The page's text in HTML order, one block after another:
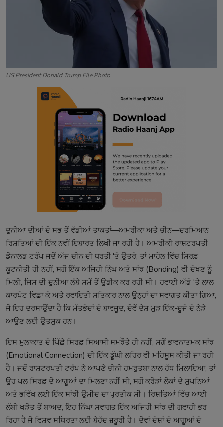
US President Donald Trump File Photo
ਦੁਨੀਆ ਦੀਆਂ ਦੋ ਸਭ ਤੋਂ ਵੱਡੀਆਂ ਤਾਕਤਾਂ—ਅਮਰੀਕਾ ਅਤੇ ਚੀਨ—ਦਰਮਿਆਨ
ਰਿਸ਼ਤਿਆਂ ਦੀ ਇੱਕ ਨਵੀਂ ਇਬਾਰਤ ਲਿਖੀ ਜਾ ਰਹੀ ਹੈ। ਅਮਰੀਕੀ ਰਾਸ਼ਟਰਪਤੀ
ਡੋਨਾਲਡ ਟਰੰਪ ਜਦੋਂ ਅੱਜ ਚੀਨ ਦੀ ਧਰਤੀ 'ਤੇ ਉਤਰੇ, ਤਾਂ ਮਾਹੌਲ ਵਿੱਚ ਸਿਰਫ਼
ਕੂਟਨੀਤੀ ਹੀ ਨਹੀਂ, ਸਗੋਂ ਇੱਕ ਅਜਿਹੀ ਨਿੱਘ ਅਤੇ ਸਾਂਝ (Bonding) ਵੀ ਦੇਖਣ ਨੂੰ
ਮਿਲੀ, ਜਿਸ ਦੀ ਦੁਨੀਆ ਲੰਬੇ ਸਮੇਂ ਤੋਂ ਉਡੀਕ ਕਰ ਰਹੀ ਸੀ। ਹਵਾਈ ਅੱਡੇ 'ਤੇ ਲਾਲ
ਕਾਰਪੇਟ ਵਿਛਾ ਕੇ ਅਤੇ ਰਵਾਇਤੀ ਸਤਿਕਾਰ ਨਾਲ ਉਨ੍ਹਾਂ ਦਾ ਸਵਾਗਤ ਕੀਤਾ ਗਿਆ,
ਜੋ ਇਹ ਦਰਸਾਉਂਦਾ ਹੈ ਕਿ ਮੱਤਭੇਦਾਂ ਦੇ ਬਾਵਜੂਦ, ਦੋਵੇਂ ਦੇਸ਼ ਮੁੜ ਇੱਕ-ਦੂਜੇ ਦੇ ਨੇੜੇ
ਆਉਣ ਲਈ ਉਤਸੁਕ ਹਨ।
ਇਸ ਮੁਲਾਕਾਤ ਦੇ ਪਿੱਛੇ ਸਿਰਫ਼ ਸਿਆਸੀ ਸਮਝੌਤੇ ਹੀ ਨਹੀਂ, ਸਗੋਂ ਭਾਵਨਾਤਮਕ ਸਾਂਝ
(Emotional Connection) ਦੀ ਇੱਕ ਡੂੰਘੀ ਲਹਿਰ ਵੀ ਮਹਿਸੂਸ ਕੀਤੀ ਜਾ ਰਹੀ
ਹੈ। ਜਦੋਂ ਰਾਸ਼ਟਰਪਤੀ ਟਰੰਪ ਨੇ ਆਪਣੇ ਚੀਨੀ ਹਮਰੁਤਬਾ ਨਾਲ ਹੱਥ ਮਿਲਾਇਆ, ਤਾਂ
ਉਹ ਪਲ ਸਿਰਫ਼ ਦੋ ਆਗੂਆਂ ਦਾ ਮਿਲਣਾ ਨਹੀਂ ਸੀ, ਸਗੋਂ ਕਰੋੜਾਂ ਲੋਕਾਂ ਦੇ ਸੁਪਨਿਆਂ
ਅਤੇ ਭਵਿੱਖ ਲਈ ਇੱਕ ਸਾਂਝੀ ਉਮੀਦ ਦਾ ਪ੍ਰਤੀਕ ਸੀ। ਰਿਸ਼ਤਿਆਂ ਵਿੱਚ ਆਈ
ਲੰਬੀ ਖੜੋਤ ਤੋਂ ਬਾਅਦ, ਇਹ ਨਿੱਘਾ ਸਵਾਗਤ ਇੱਕ ਅਜਿਹੀ ਸਾਂਝ ਦੀ ਗਵਾਹੀ ਭਰ
ਰਿਹਾ ਹੈ ਜੋ ਵਿਸ਼ਵ ਸਥਿਰਤਾ ਲਈ ਬੇਹੱਦ ਜ਼ਰੂਰੀ ਹੈ। ਦੋਵਾਂ ਦੇਸ਼ਾਂ ਦੇ ਆਗੂਆਂ ਦੇ